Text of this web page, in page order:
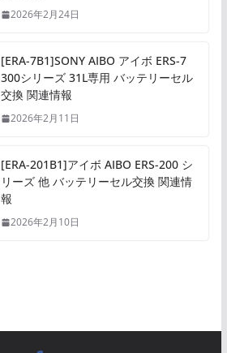
2026年2月24日
[ERA-7B1]SONY AIBO アイボ ERS-7
300シリーズ 31L専用 バッテリーセル
交換 関連情報
2026年2月11日
[ERA-201B1]アイボ AIBO ERS-200 シ
リーズ 他 バッテリーセル交換 関連情
報
2026年2月10日